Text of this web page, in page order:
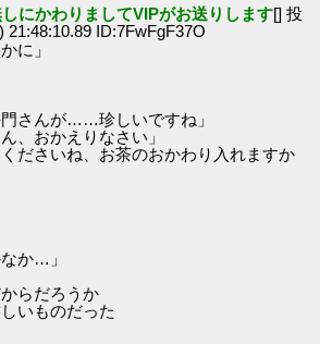
しにかわりましてVIPがお送りします[] 投
21:48:10.89 ID:7FwFgF37O
に」
さんが……珍しいですね」
、おかえりなさい」
ださいね、お茶のおかわり入れますか
か…」
らだろうか
いものだった